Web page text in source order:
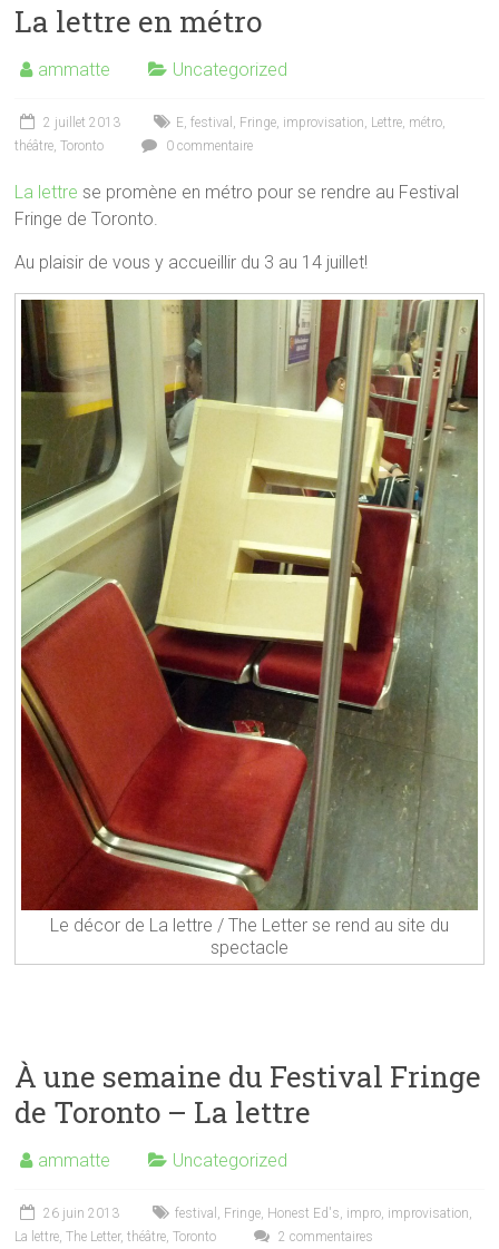
La lettre en métro
ammatte Uncategorized
2 juillet 2013 E,festival , Fringe, improvisation, Lettre, métro,
théâtre,Toronto 0 commentaire
La lettre se promène en métro pour se rendre au Festival
Fringe de Toronto.
Au plaisir de vous y accueillir du 3 au 14 juillet!
Le décor de La lettre / The Letter se rend au site du
spectacle
À une semaine du Festival Fringe
de Toronto – La lettre
ammatte Uncategorized
26 juin 2013 festival Fringe Honest Ed's impro improvisation
La lettre ,The Letter,théâtre ,Toronto 2 commentaires